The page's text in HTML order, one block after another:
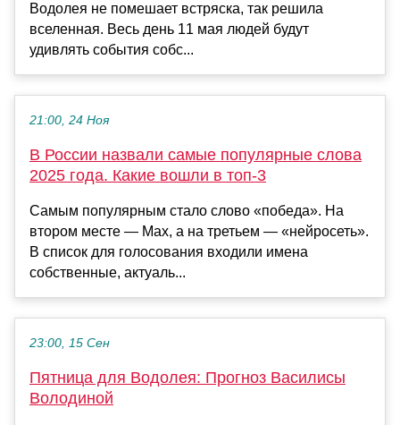
Водолея не помешает встряска, так решила
вселенная. Весь день 11 мая людей будут
удивлять события собс...
21:00, 24 Ноя
В России назвали самые популярные слова
2025 года. Какие вошли в топ-3
Самым популярным стало слово «победа». На
втором месте — Мax, а на третьем — «нейросеть».
В список для голосования входили имена
собственные, актуаль...
23:00, 15 Сен
Пятница для Водолея: Прогноз Василисы
Володиной